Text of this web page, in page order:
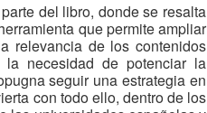
del libro, donde se resalta
que permite ampliar
relevancia de los contenidos
la necesidad de potenciar la
seguir una estrategia en
con todo ello, dentro de los